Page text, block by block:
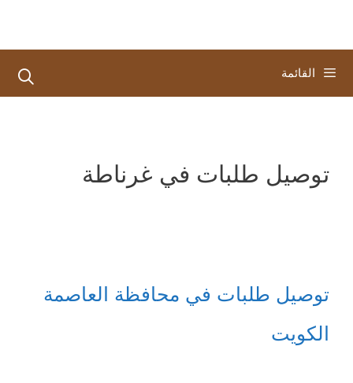
القائمة
توصيل طلبات في غرناطة
توصيل طلبات في محافظة العاصمة
الكويت